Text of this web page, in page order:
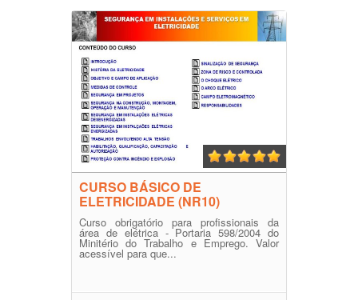
CURSO BÁSICO DE
ELETRICIDADE (NR10)
Curso obrigatório para profissionais da
área de elétrica - Portaria 598/2004 do
Minitério do Trabalho e Emprego. Valor
acessível para que...